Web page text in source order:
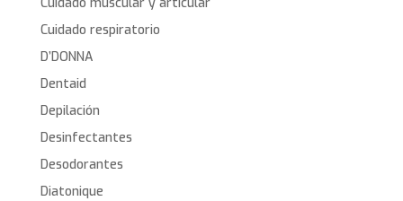
Cuidado respiratorio
D’DONNA
Dentaid
Depilación
Desinfectantes
Desodorantes
Diatonique